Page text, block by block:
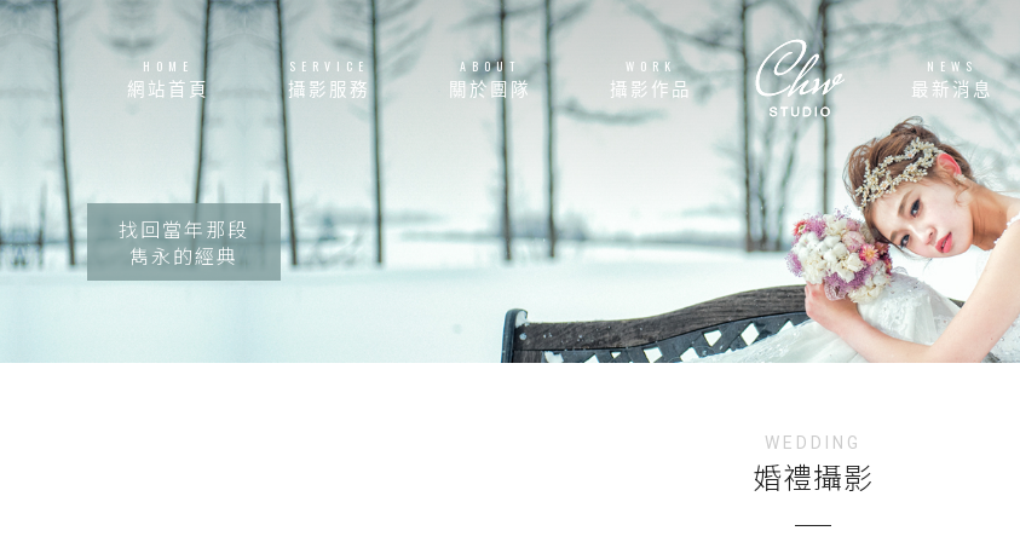
HOME
網站首頁
SERVICE
攝影服務
ABOUT
關於團隊
WORK
攝影作品
NEWS
最新消息
找回當年那段
雋永的經典
WEDDING
婚禮攝影